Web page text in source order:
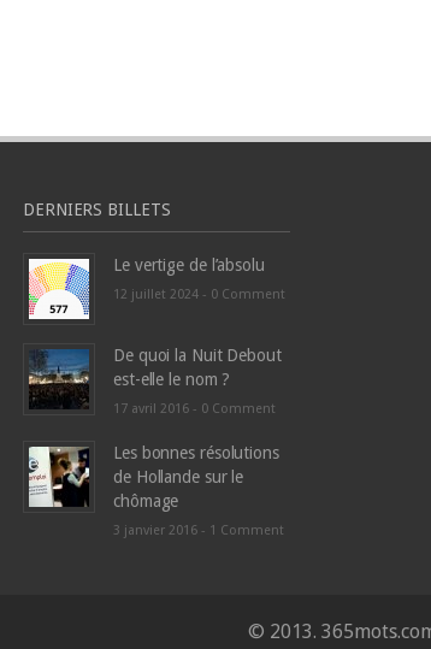
DERNIERS BILLETS
Le vertige de l’absolu
12 juillet 2024 - 0 Comment
De quoi la Nuit Debout
est-elle le nom ?
17 avril 2016 - 0 Comment
Les bonnes résolutions
de Hollande sur le
chômage
3 janvier 2016 - 1 Comment
© 2013.